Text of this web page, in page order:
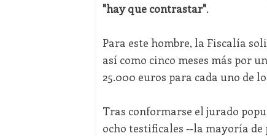
"hay que contrastar".
Para este hombre, la Fiscalía
así como cinco meses más por
25.000 euros para cada uno de
Tras conformarse el jurado
ocho testificales --la mayoría